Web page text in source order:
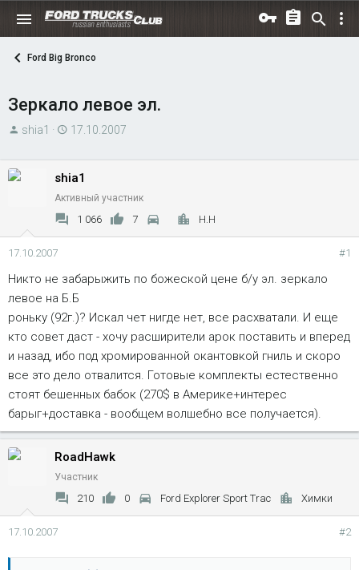
Ford Big Bronco
Зеркало левое эл.
А
т
е
м
shia1
Д
т
а
н
ч
17.10.2007
shia1
Активный участник
1 066 7 Н.Н
17.10.2007 #1
Никто не забарыжить по божеской цене б/у эл. зеркало
левое на Б.Б
роньку (92г.)? Искал чет нигде нет, все расхватали. И еще
кто совет даст - хочу расширители арок поставить и вперед
и назад, ибо под хромированной окантовкой гниль и скоро
все это дело отвалится. Готовые комплекты естественно
стоят бешенных бабок (270$ в Америке+интерес
барыг+доставка - вообщем волшебно все получается).
RoadHawk
Участник
210 0 Ford Explorer Sport Trac Химки
17.10.2007 #2